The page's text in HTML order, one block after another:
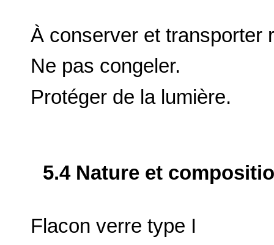
À conserver et transporter
Ne pas congeler.
Protéger de la lumière.
5.4 Nature et
Flacon verre type I